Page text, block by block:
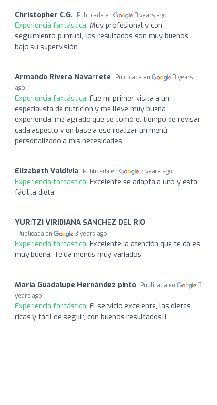
Christopher C.G. Publicada en 3 years ago
Experiencia fantástica: Muy profesional y con
seguimiento puntual, los resultados son muy buenos
bajo su supervisión.
Armando Rivera Navarrete Publicada en
3 years
ago
Experiencia fantástica: Fue mi primer visita a un
especialista de nutrición y me lleve muy buena
experiencia, me agrado que se tomó el tiempo de revisar
cada aspecto y en base a eso realizar un menú
personalizado a mis necesidades
Elizabeth Valdivia Publicada en 3 years ago
Experiencia fantástica: Excelente se adapta a uno y esta
fácil la dieta
YURITZI VIRIDIANA SANCHEZ DEL RIO
Publicada en 3 years ago
Experiencia fantástica: Excelente la atención que te da es
muy buena. Te da menús muy variados
María Guadalupe Hernández pintó Publicada en
3
years ago
Experiencia fantástica: El servicio excelente, las dietas
ricas y fácil de seguir, con buenos resultados!!